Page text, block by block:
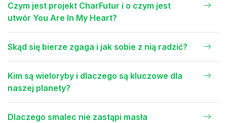
Czym jest projekt CharFutur i o czym jest
utwór You Are In My Heart?
Skąd się bierze zgaga i jak sobie z nią radzić?
Kim są wieloryby i dlaczego są kluczowe dla
naszej planety?
Dlaczego smalec nie zastąpi masła